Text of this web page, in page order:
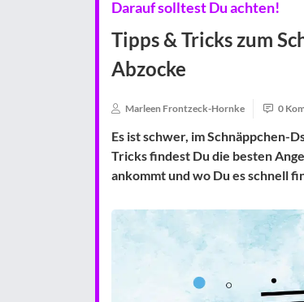
Darauf solltest Du achten!
Tipps & Tricks zum
Abzocke
Marleen Frontzeck-Hornke 0
Es ist schwer, im Schnäppchen-
Tricks findest Du die besten
ankommt und wo Du es schnell